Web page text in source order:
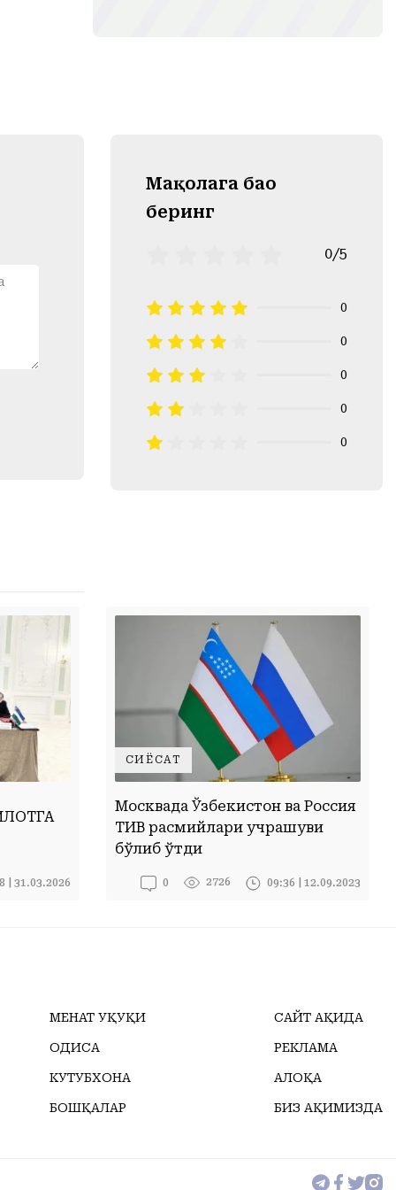
Mақолага баҳо
беринг
0/5
0
0
0
0
0
| 31.03.2026
СИЁСАТ
Москвада Ўзбекистон ва Россия
ТИВ расмийлари учрашуви
бўлиб ўтди
0 2726 09:36 | 12.09.2023
МЕҲНАТ ҲУҚУҚИ
ҲОДИСА
КУТУБХОНА
БОШҚАЛАР
САЙТ ҲАҚИДА
РЕКЛАМА
АЛОҚА
БИЗ ҲАҚИМИЗДА